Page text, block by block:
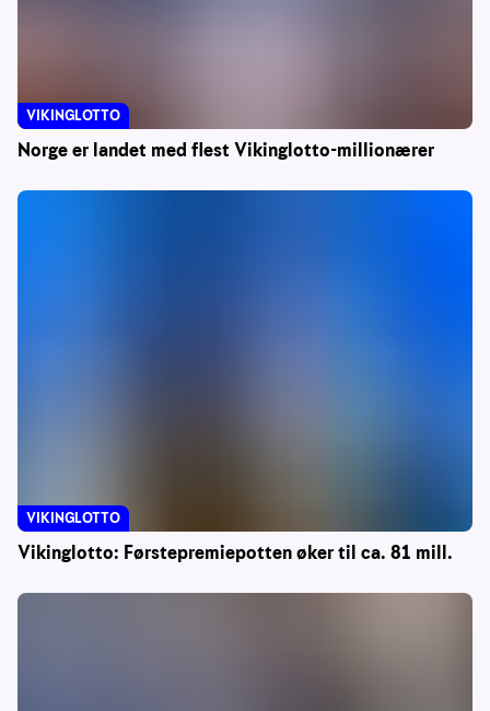
Norge er landet med flest Vikinglotto-millionærer
VIKINGLOTTO
Vikinglotto: Førstepremiepotten øker til ca. 81 mill.
VIKINGLOTTO